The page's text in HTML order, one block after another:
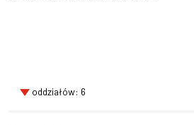
oddziałów: 6